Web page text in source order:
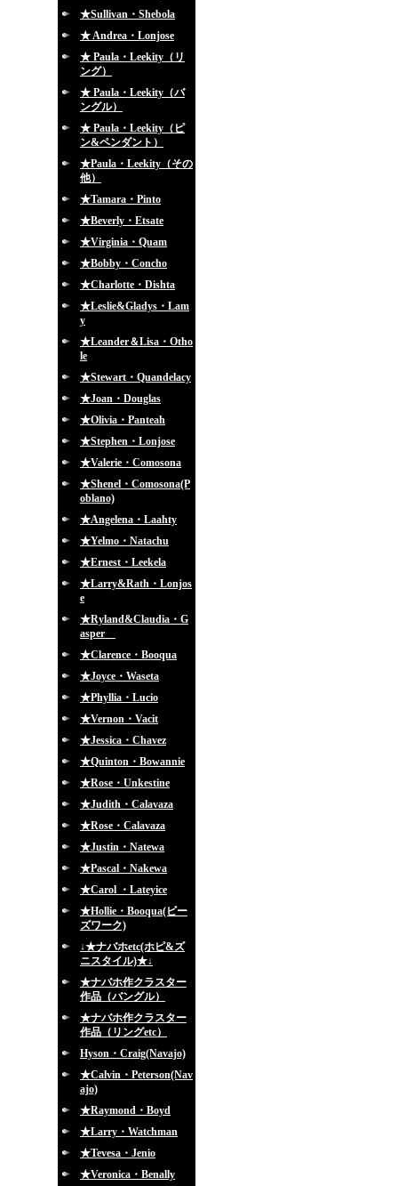
★Sullivan・Shebola
★ Andrea・Lonjose
★ Paula・Leekity（リ
ング）
★ Paula・Leekity（バ
ングル）
★ Paula・Leekity（ピ
ン&ペンダント）
★Paula・Leekity（その
他）
★Tamara・Pinto
★Beverly・Etsate
★Virginia・Quam
★Bobby・Concho
★Charlotte・Dishta
★Leslie&Gladys・Lam
y
★Leander＆Lisa・Otho
le
★Stewart・Quandelacy
★Joan・Douglas
★Olivia・Panteah
★Stephen・Lonjose
★Valerie・Comosona
★Shenel・Comosona(P
oblano)
★Angelena・Laahty
★Yelmo・Natachu
★Ernest・Leekela
★Larry&Rath・Lonjos
e
★Ryland&Claudia・G
asper
★Clarence・Booqua
★Joyce・Waseta
★Phyllia・Lucio
★Vernon・Vacit
★Jessica・Chavez
★Quinton・Bowannie
★Rose・Unkestine
★Judith・Calavaza
★Rose・Calavaza
★Justin・Natewa
★Pascal・Nakewa
★Carol ・Lateyice
★Hollie・Booqua(ビー
ズワーク)
↓★ナバホetc(ホピ&ズ
ニスタイル)★↓
★ナバホ作クラスター
作品（バングル）
★ナバホ作クラスター
作品（リングetc）
Hyson・Craig(Navajo)
★Calvin・Peterson(Nav
ajo)
★Raymond・Boyd
★Larry・Watchman
★Tevesa・Jenio
★Veronica・Benally